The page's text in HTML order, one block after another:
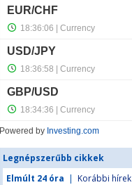
Powered by Investing.com
Legnépszerűbb cikkek
Elmúlt 24 óra | Korábbi hírek